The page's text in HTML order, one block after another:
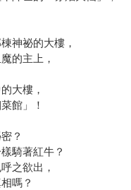
神祕的大樓，
的主上，
大樓，
館」！
？
騎著紅牛？
之欲出，
嗎？